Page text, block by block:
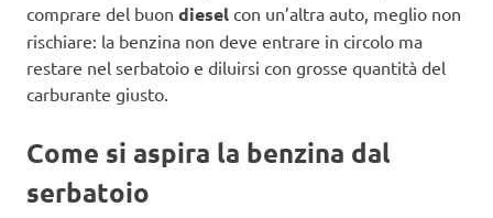
comprare del buon diesel con un’altra auto, meglio non
rischiare: la benzina non deve entrare in circolo ma
restare nel serbatoio e diluirsi con grosse quantità del
carburante giusto.
Come si aspira la benzina dal
serbatoio